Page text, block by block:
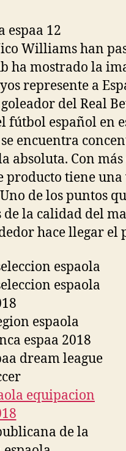
Williams han
ha mostrado la
represente a
del Real
fútbol español en
encuentra
absoluta. Con más
producto tiene
de los puntos
de la calidad del
hace llegar el